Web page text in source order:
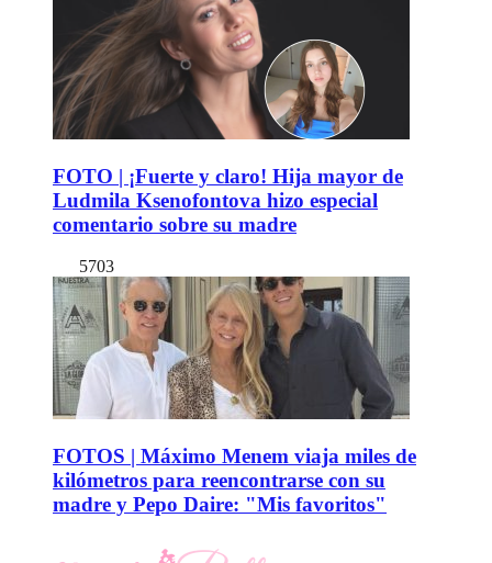
FOTO | ¡Fuerte y claro! Hija mayor de
Ludmila Ksenofontova hizo especial
comentario sobre su madre
5703
FOTOS | Máximo Menem viaja miles de
kilómetros para reencontrarse con su
madre y Pepo Daire: "Mis favoritos"